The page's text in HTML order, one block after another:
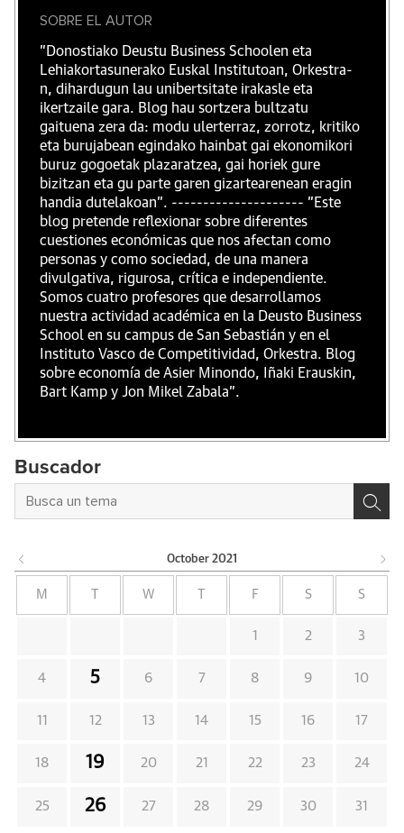
SOBRE EL AUTOR
"Donostiako Deustu Business Schoolen eta
Lehiakortasunerako Euskal Institutoan, Orkestra-
n, dihardugun lau unibertsitate irakasle eta
ikertzaile gara. Blog hau sortzera bultzatu
gaituena zera da: modu ulerterraz, zorrotz, kritiko
eta burujabean egindako hainbat gai ekonomikori
buruz gogoetak plazaratzea, gai horiek gure
bizitzan eta gu parte garen gizartearenean eragin
handia dutelakoan". --------------------- "Este
blog pretende reflexionar sobre diferentes
cuestiones económicas que nos afectan como
personas y como sociedad, de una manera
divulgativa, rigurosa, crítica e independiente.
Somos cuatro profesores que desarrollamos
nuestra actividad académica en la Deusto Business
School en su campus de San Sebastián y en el
Instituto Vasco de Competitividad, Orkestra. Blog
sobre economía de Asier Minondo, Iñaki Erauskin,
Bart Kamp y Jon Mikel Zabala".
Buscador
October 2021
M T W T F S S
1 2 3
4 5 6 7 8 9 10
11 12 13 14 15 16 17
18 19 20 21 22 23 24
25 26 27 28 29 30 31